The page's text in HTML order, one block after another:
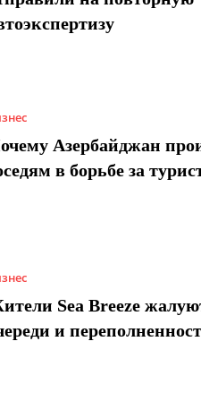
Азербайджан
в борьбе за
Sea Breeze
и